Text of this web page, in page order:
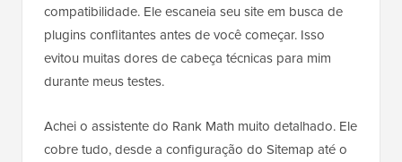
compatibilidade. Ele escaneia seu site em busca de
plugins conflitantes antes de você começar. Isso
evitou muitas dores de cabeça técnicas para mim
durante meus testes.
Achei o assistente do Rank Math muito detalhado. Ele
cobre tudo, desde a configuração do Sitemap até o